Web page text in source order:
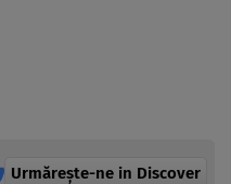
Urmărește-ne in Discover